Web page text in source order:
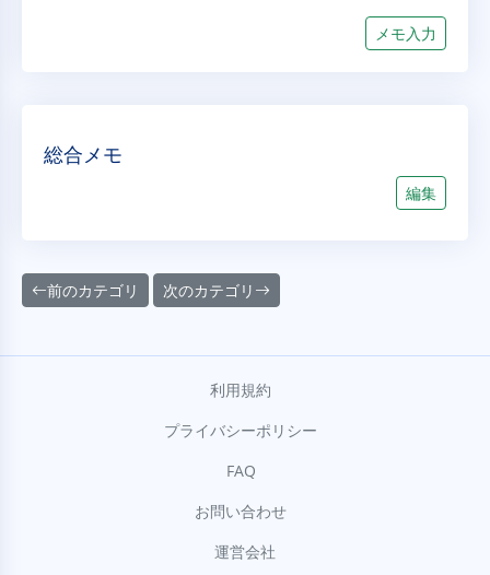
メモ入力
総合メモ
編集
前のカテゴリ 次のカテゴリ
利用規約
プライバシーポリシー
FAQ
お問い合わせ
運営会社